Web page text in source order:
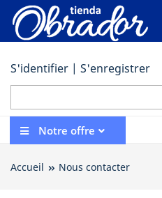
S'identifier | S'enregistrer
Notre offre
Accueil Nous contacter